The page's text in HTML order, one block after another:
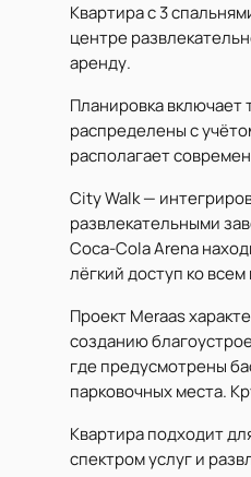
Квартира с 3
центре
аренду.
Планировка
распределены с
располагает
City Walk —
развлекательными
Coca-Cola Arena
лёгкий доступ ко
Проект Meraas
созданию
где предусмотрены
парковочных места.
Квартира подходит
спектром услуг и